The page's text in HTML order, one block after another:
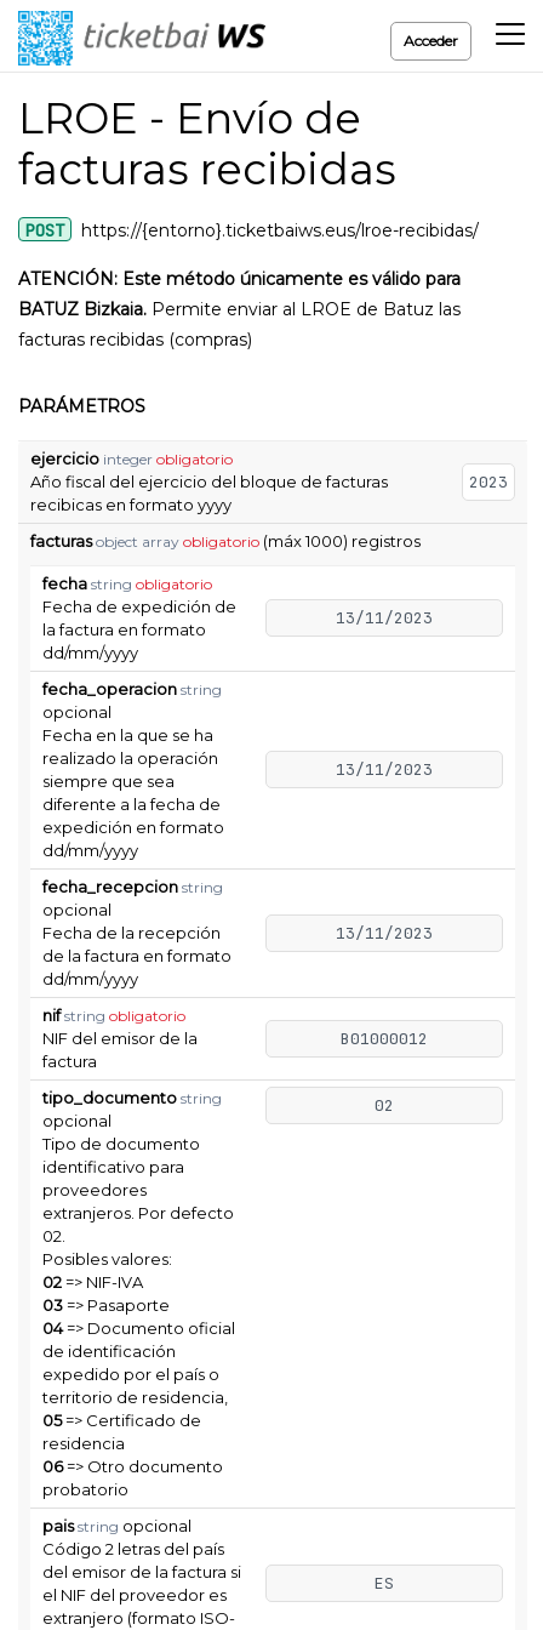
Acceder
LROE - Envío de
facturas recibidas
POST https://{entorno}.ticketbaiws.eus/lroe-recibidas/
ATENCIÓN: Este método únicamente es válido para
BATUZ Bizkaia. Permite enviar al LROE de Batuz las
facturas recibidas (compras)
PARÁMETROS
ejercicio integer obligatorio
Año fiscal del ejercicio del bloque de facturas
recibicas en formato yyyy
2023
facturas object array obligatorio (máx 1000) registros
fecha string obligatorio
Fecha de expedición de
la factura en formato
dd/mm/yyyy
13/11/2023
fecha_operacion string
opcional
Fecha en la que se ha
realizado la operación
siempre que sea
diferente a la fecha de
expedición en formato
dd/mm/yyyy
13/11/2023
fecha_recepcion string
opcional
Fecha de la recepción
de la factura en formato
dd/mm/yyyy
13/11/2023
nif string obligatorio
NIF del emisor de la
factura
B01000012
tipo_documento string
opcional
Tipo de documento
identificativo para
proveedores
extranjeros. Por defecto
02.
Posibles valores:
02 => NIF-IVA
03 => Pasaporte
04=> Documento oficial
de identificación
expedido por el país o
territorio de residencia,
05=> Certificado de
residencia
06=> Otro documento
probatorio
02
pais string opcional
Código 2 letras del país
del emisor de la factura si
el NIF del proveedor es
extranjero (formato ISO-
ES